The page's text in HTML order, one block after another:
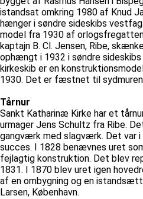
istandsat omkring 1980 af Knud
hænger i søndre sideskibs
model fra 1930 af
kaptajn B. Cl. Jensen, Ribe,
ophængt i 1932 i søndre
kirkeskib er en
1930. Det er fæstnet til
Tårnur
Sankt Katharinæ Kirke har et
urmager Jens Schultz fra Ribe.
gangværk med slagværk. Det var
succes. I 1828 benævnes uret
fejlagtig konstruktion. Det blev
1831. I 1870 blev uret igen
af en ombygning og en
Larsen, København.